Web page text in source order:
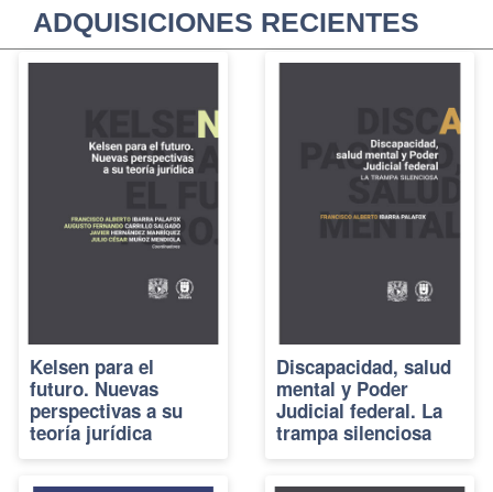
ADQUISICIONES RECIENTES
Kelsen para el
futuro. Nuevas
perspectivas a su
teoría jurídica
Discapacidad, salud
mental y Poder
Judicial federal. La
trampa silenciosa